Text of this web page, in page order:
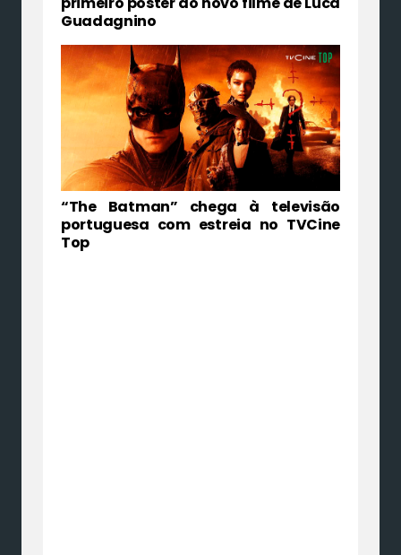
Guadagnino
“The Batman” chega à televisão
portuguesa com estreia no TVCine
Top